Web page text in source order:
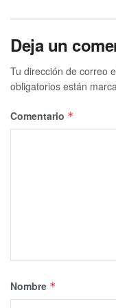
Deja un
Tu dirección de correo
obligatorios están
Comentario *
Nombre *